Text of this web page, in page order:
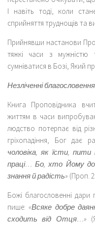
І навіть тоді, коли
сприйняття труднощів та
Прийнявши настанови
тяжкі часи з
сумніватися в Бозі, Який
Незліченні
Книга Проповідника
життям в часи
людство потерпає від
гріхопадіння, Бог дає
чоловіка, як їсти,
праці… Бо, хто Йому до
знання й радість» (Проп.
Божі благословенні дари
пише:«Всяке добре
сходить від Отця…»